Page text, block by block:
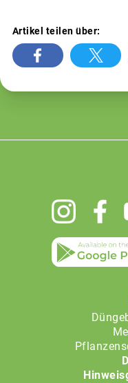
Artikel teilen über: